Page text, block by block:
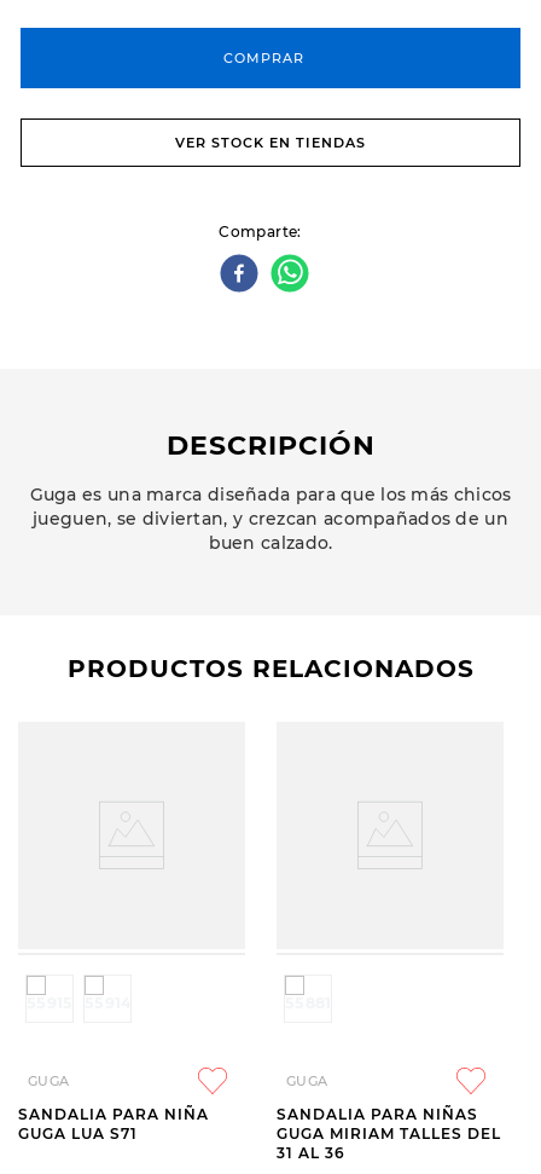
COMPRAR
VER STOCK EN TIENDAS
Comparte
DESCRIPCIÓN
Guga es una marca diseñada para que los más chicos
jueguen, se diviertan, y crezcan acompañados de un
buen calzado.
PRODUCTOS RELACIONADOS
GUGA
SANDALIA PARA NIÑA
GUGA LUA S71
GUGA
SANDALIA PARA NIÑAS
GUGA MIRIAM TALLES DEL
31 AL 36